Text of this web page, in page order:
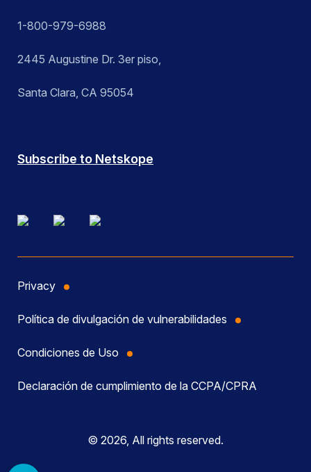
1-800-979-6988
2445 Augustine Dr. 3er piso,
Santa Clara, CA 95054
Subscribe to Netskope
Privacy
Política de divulgación de vulnerabilidades
Condiciones de Uso
Declaración de cumplimiento de la CCPA/CPRA
© 2026, All rights reserved.